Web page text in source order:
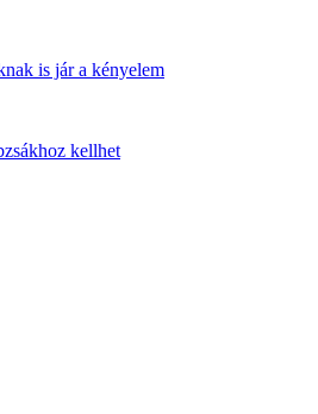
is jár a kényelem
kellhet